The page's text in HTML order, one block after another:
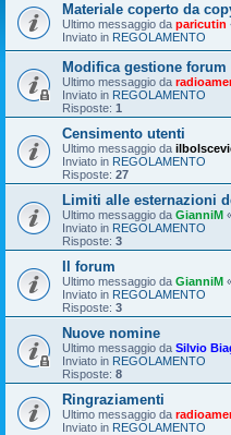
Materiale coperto da
Ultimo messaggio da paricutin
Inviato in REGOLAMENTO
Modifica gestione forum
Ultimo messaggio da
Inviato in REGOLAMENTO
Risposte: 1
Censimento utenti
Ultimo messaggio da
Inviato in REGOLAMENTO
Risposte: 27
Limiti alle esternazioni
Ultimo messaggio da GianniM
Inviato in REGOLAMENTO
Risposte: 3
Il forum
Ultimo messaggio da GianniM
Inviato in REGOLAMENTO
Risposte: 3
Nuove nomine
Ultimo messaggio da Silvio
Inviato in REGOLAMENTO
Risposte: 8
Ringraziamenti
Ultimo messaggio da
Inviato in REGOLAMENTO